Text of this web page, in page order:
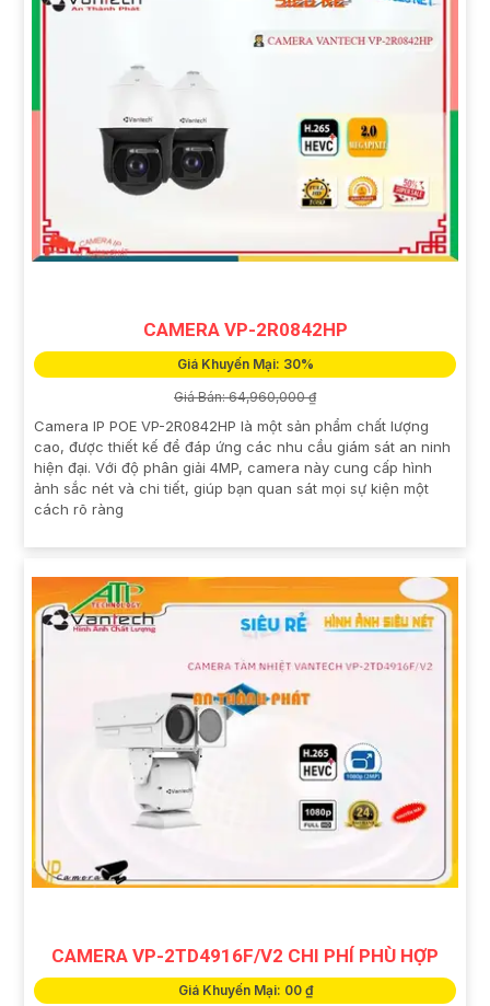
CAMERA VP-2R0842HP
Giá Khuyến Mại: 30%
Giá Bán: 64,960,000 ₫
Camera IP POE VP-2R0842HP là một sản phẩm chất lượng
cao, được thiết kế để đáp ứng các nhu cầu giám sát an ninh
hiện đại. Với độ phân giải 4MP, camera này cung cấp hình
ảnh sắc nét và chi tiết, giúp bạn quan sát mọi sự kiện một
cách rõ ràng
CAMERA VP-2TD4916F/V2 CHI PHÍ PHÙ HỢP
Giá Khuyến Mại: 00 ₫